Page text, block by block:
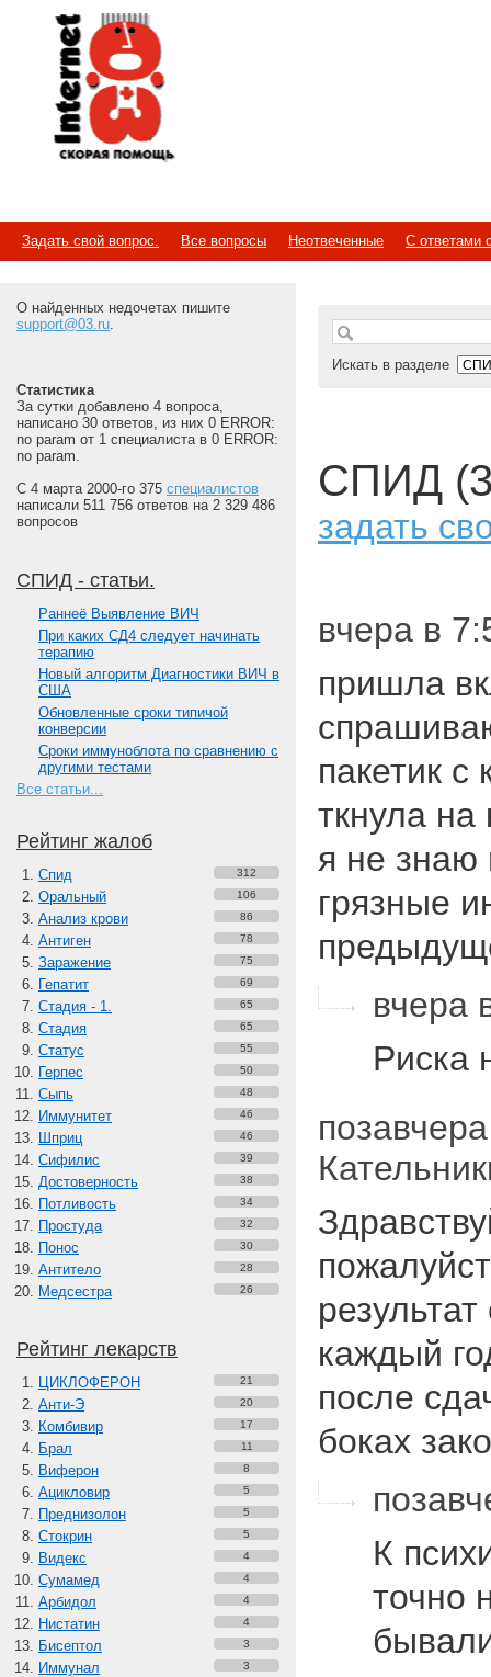
Internet
Скорая помощь
Задать свой вопрос. Все вопросы Неотвеченные С ответами
О найденных недочетах пишите
support@03.ru.
Статистика
За сутки добавлено 4 вопроса,
написано 30 ответов, из них 0 ERROR:
no param от 1 специалиста в 0 ERROR:
no param.
С 4 марта 2000-го 375 специалистов
написали 511 756 ответов на 2 329 486
вопросов
СПИД - статьи.
Paннеё Выявление ВИЧ
При каких СД4 следует начинать
терапию
Новый алгоритм Диагностики ВИЧ в
США
Обновленные сроки типичой
конверсии
Сроки иммуноблота по сравнению с
другими тестами
Все статьи...
Рейтинг жалоб
Спид 312
Оральный 106
Анализ крови 86
Антиген 78
Заражение 75
Гепатит 69
Стадия - 1. 65
Стадия 65
Статус 55
Герпес 50
Сыпь 48
Иммунитет 46
Шприц 46
Сифилис 39
Достоверность 38
Потливость 34
Простуда 32
Понос 30
Антитело 28
Медсестра 26
Рейтинг лекарств
ЦИКЛОФЕРОН 21
Анти-Э 20
Комбивир 17
Брал 11
Виферон 8
Ацикловир 5
Преднизолон 5
Стокрин 5
Видекс 4
Сумамед 4
Арбидол 4
Нистатин 4
Бисептол 3
Иммунал 3
Искать в разделе
СПИД
задать
вчера в
пришла
пакетик с
ткнула на
я не
грязные
вчера
Риска
каждый
после
боках
К
точно